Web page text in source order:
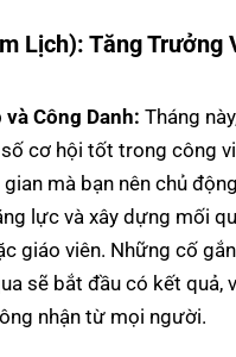
Lịch): Tăng Trưởng
Công Danh: Tháng
cơ hội tốt trong công
mà bạn nên chủ
lực và xây dựng mối
giáo viên. Những cố
sẽ bắt đầu có kết quả,
nhận từ mọi người.